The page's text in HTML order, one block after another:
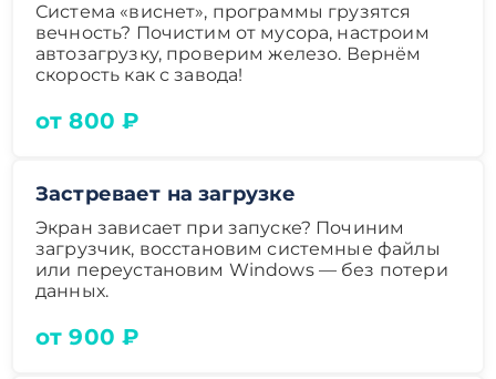
Система «виснет», программы грузятся
вечность? Почистим от мусора, настроим
автозагрузку, проверим железо. Вернём
скорость как с завода!
от 800 ₽
Застревает на загрузке
Экран зависает при запуске? Починим
загрузчик, восстановим системные файлы
или переустановим Windows — без потери
данных.
от 900 ₽